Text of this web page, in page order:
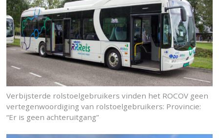
Verbijsterde rolstoelgebruikers vinden het ROCOV geen
vertegenwoordiging van rolstoelgebruikers: Provincie:
“Er is geen achteruitgang”